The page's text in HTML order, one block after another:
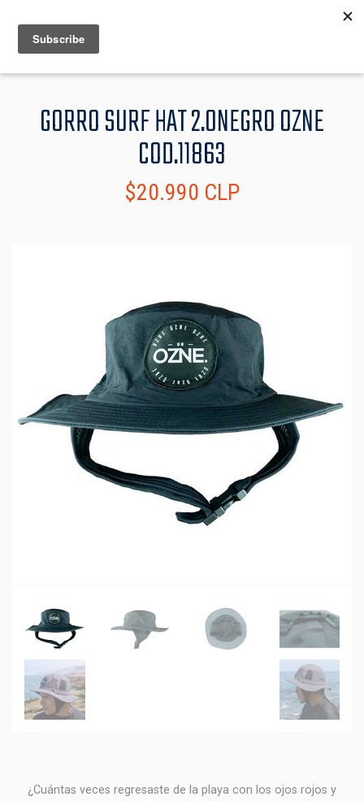
MENU
GORRO SURF HAT 2.0NEGRO OZNE
COD.11863
$20.990 CLP
¿Cuántas veces regresaste de la playa con los ojos rojos y